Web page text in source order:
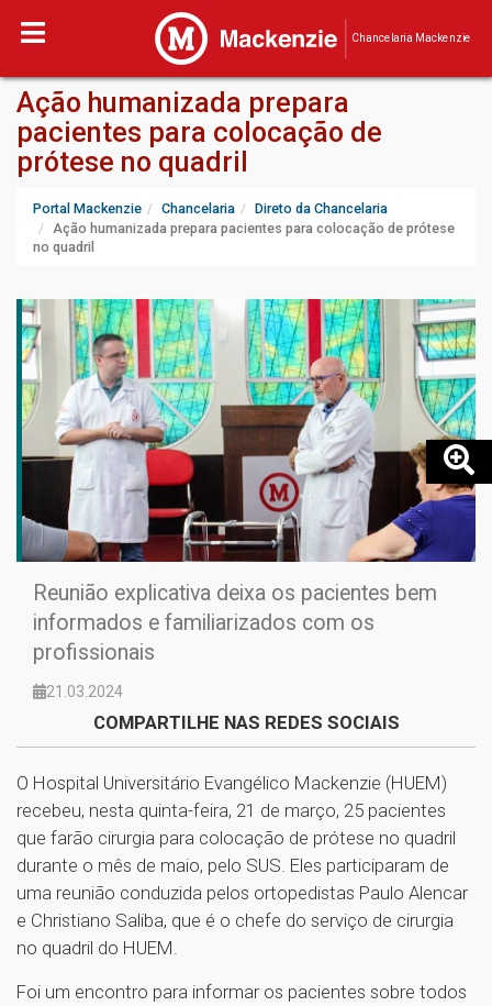
Chancelaria Mackenzie
Ação humanizada prepara
pacientes para colocação de
prótese no quadril
Portal Mackenzie Chancelaria
Direto da Chancelaria
Ação humanizada prepara pacientes para colocação de prótese
no quadril
Reunião explicativa deixa os pacientes bem
informados e familiarizados com os
profissionais
21.03.2024
COMPARTILHE NAS REDES SOCIAIS
O Hospital Universitário Evangélico Mackenzie (HUEM)
recebeu, nesta quinta-feira, 21 de março, 25 pacientes
que farão cirurgia para colocação de prótese no quadril
durante o mês de maio, pelo SUS. Eles participaram de
uma reunião conduzida pelos ortopedistas Paulo Alencar
e Christiano Saliba, que é o chefe do serviço de cirurgia
no quadril do HUEM.
Foi um encontro para informar os pacientes sobre todos